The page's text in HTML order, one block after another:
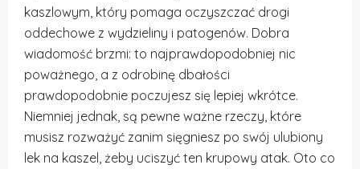
kaszlowym, który pomaga oczyszczać drogi
oddechowe z wydzieliny i patogenów. Dobra
wiadomość brzmi: to najprawdopodobniej nic
poważnego, a z odrobinę dbałości
prawdopodobnie poczujesz się lepiej wkrótce.
Niemniej jednak, są pewne ważne rzeczy, które
musisz rozważyć zanim sięgniesz po swój ulubiony
lek na kaszel, żeby uciszyć ten krupowy atak. Oto co